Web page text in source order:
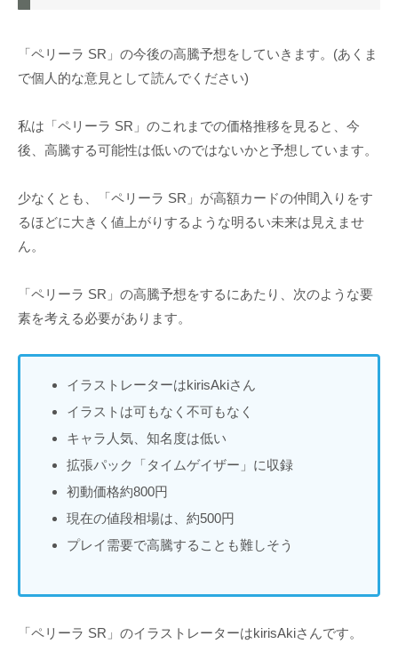
「ペリーラ SR」の今後の高騰予想をしていきます。(あくま
で個人的な意見として読んでください)
私は「ペリーラ SR」のこれまでの価格推移を見ると、今
後、高騰する可能性は低いのではないかと予想しています。
少なくとも、「ペリーラ SR」が高額カードの仲間入りをす
るほどに大きく値上がりするような明るい未来は見えませ
ん。
「ペリーラ SR」の高騰予想をするにあたり、次のような要
素を考える必要があります。
イラストレーターはkirisAkiさん
イラストは可もなく不可もなく
キャラ人気、知名度は低い
拡張パック「タイムゲイザー」に収録
初動価格約800円
現在の値段相場は、約500円
プレイ需要で高騰することも難しそう
「ペリーラ SR」のイラストレーターはkirisAkiさんです。